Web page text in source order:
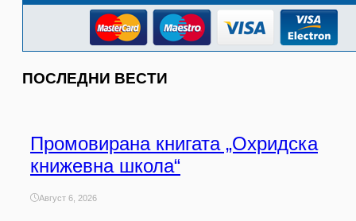
ПОСЛЕДНИ ВЕСТИ
Промовирана книгата „Охридска
книжевна школа“
Август 6, 2026